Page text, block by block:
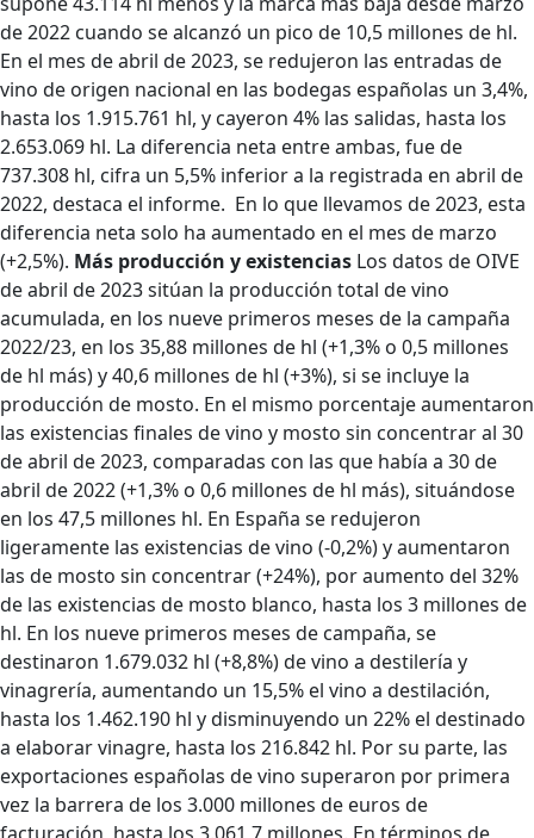
de 2022 cuando se alcanzó un pico de 10,5 millones de hl.
En el mes de abril de 2023, se redujeron las entradas de
vino de origen nacional en las bodegas españolas un 3,4%,
hasta los 1.915.761 hl, y cayeron 4% las salidas, hasta los
2.653.069 hl. La diferencia neta entre ambas, fue de
737.308 hl, cifra un 5,5% inferior a la registrada en abril de
2022, destaca el informe. En lo que llevamos de 2023, esta
diferencia neta solo ha aumentado en el mes de marzo
(+2,5%). Más producción y existencias Los datos de OIVE
de abril de 2023 sitúan la producción total de vino
acumulada, en los nueve primeros meses de la campaña
2022/23, en los 35,88 millones de hl (+1,3% o 0,5 millones
de hl más) y 40,6 millones de hl (+3%), si se incluye la
producción de mosto. En el mismo porcentaje aumentaron
las existencias finales de vino y mosto sin concentrar al 30
de abril de 2023, comparadas con las que había a 30 de
abril de 2022 (+1,3% o 0,6 millones de hl más), situándose
en los 47,5 millones hl. En España se redujeron
ligeramente las existencias de vino (-0,2%) y aumentaron
las de mosto sin concentrar (+24%), por aumento del 32%
de las existencias de mosto blanco, hasta los 3 millones de
hl. En los nueve primeros meses de campaña, se
destinaron 1.679.032 hl (+8,8%) de vino a destilería y
vinagrería, aumentando un 15,5% el vino a destilación,
hasta los 1.462.190 hl y disminuyendo un 22% el destinado
a elaborar vinagre, hasta los 216.842 hl. Por su parte, las
exportaciones españolas de vino superaron por primera
vez la barrera de los 3.000 millones de euros de